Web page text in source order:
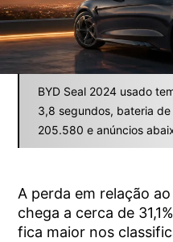
BYD Seal 2024 usado
3,8 segundos, bateria
205.580 e anúncios
A perda em relação
chega a cerca de
fica maior nos